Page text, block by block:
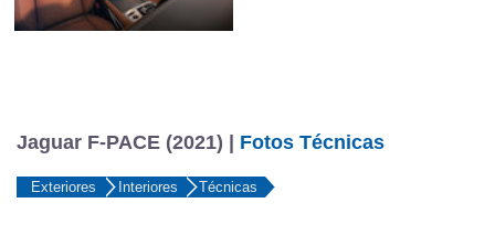
Jaguar F-PACE (2021) | Fotos Técnicas
Exteriores Interiores Técnicas